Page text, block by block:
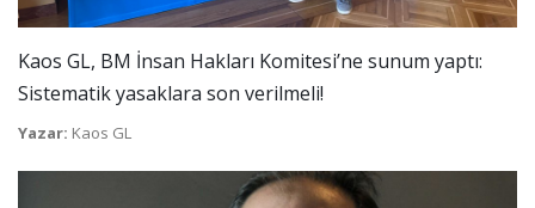
Kaos GL, BM İnsan Hakları Komitesi’ne sunum yaptı:
Sistematik yasaklara son verilmeli!
Yazar: Kaos GL